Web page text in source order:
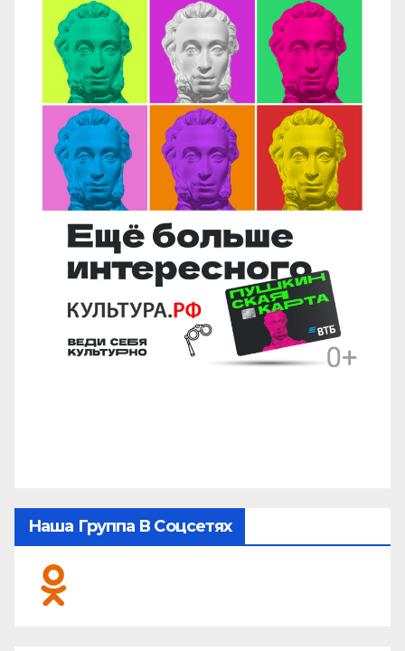
Наша Группа В Соцсетях